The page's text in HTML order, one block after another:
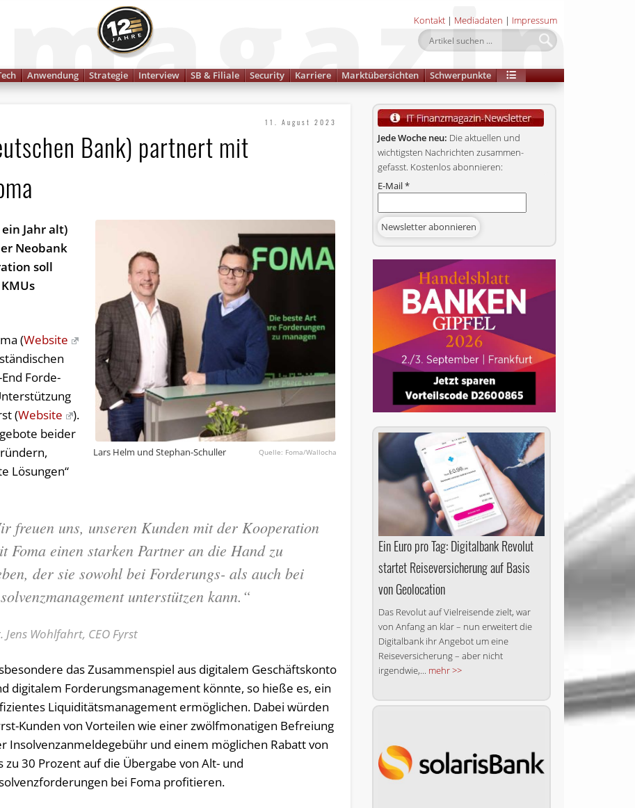
Kontakt | Mediadaten | Impressum
Anwendung Strategie Interview SB & Filiale Security Karriere Marktübersichten Schwerpunkte
11. August 2023
Bank) partnert mit
Lars Helm und Stephan-Schuller Foma/Wallocha
Jahr alt)
Neobank
soll
(Website
For­de­
(Website
).
bei­der
Lö­sun­gen“
freuen uns, unseren Kunden mit der Kooperation
Foma einen starken Partner an die Hand zu
der sie sowohl bei Forderungs- als auch bei
unterstützen kann.“
Jens Wohlfahrt, CEO Fyrst
das Zusammenspiel aus digitalem Geschäftskonto
digitalem Forderungsmanagement könnte, so hieße es, ein
Liquiditätsmanagement ermöglichen. Dabei würden
Kunden von Vorteilen wie einer zwölfmonatigen Befreiung
Insolvenzanmeldegebühr und einem möglichen Rabatt von
zu 30 Prozent auf die Übergabe von Alt- und
bei Foma profitieren.
Jede Woche neu: Die aktuellen und
wichtigsten Nachrichten zusammen­
gefasst. Kostenlos abonnieren:
E-Mail*
Ein Euro pro Tag: Digitalbank Revolut
startet Reise­versicherung auf Basis
von Geolocation
Das Revolut auf Vielreisende zielt, war
von Anfang an klar – nun erweitert die
Digitalbank ihr Angebot um eine
Reiseversicherung – aber nicht
irgendwie,... mehr >>